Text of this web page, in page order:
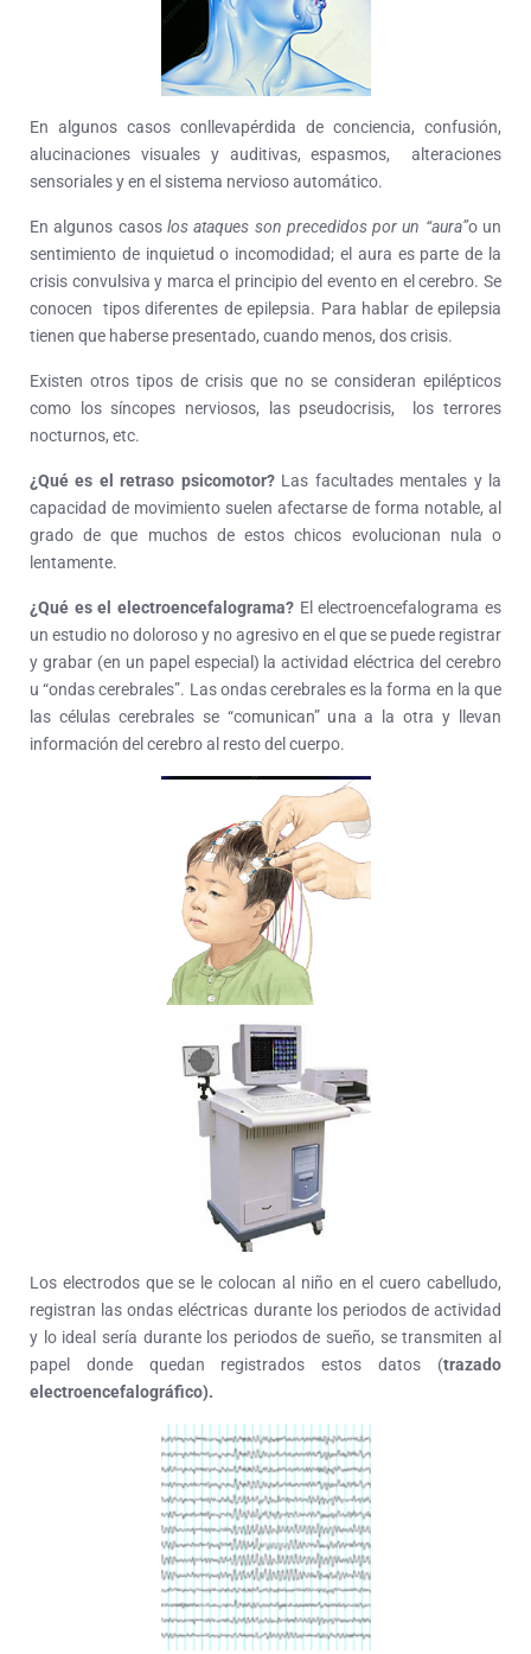
En algunos casos conllevapérdida de conciencia, confusión,
alucinaciones visuales y auditivas, espasmos, alteraciones
sensoriales y en el sistema nervioso automático.
En algunos casos los ataques son precedidos por un “aura”o un
sentimiento de inquietud o incomodidad; el aura es parte de la
crisis convulsiva y marca el principio del evento en el cerebro. Se
conocen tipos diferentes de epilepsia. Para hablar de epilepsia
tienen que haberse presentado, cuando menos, dos crisis.
Existen otros tipos de crisis que no se consideran epilépticos
como los síncopes nerviosos, las pseudocrisis, los terrores
nocturnos, etc.
¿Qué es el retraso psicomotor?Las facultades mentales y la
capacidad de movimiento suelen afectarse de forma notable, al
grado de que muchos de estos chicos evolucionan nula o
lentamente.
¿Qué es el electroencefalograma? El electroencefalograma es
un estudio no doloroso y no agresivo en el que se puede registrar
y grabar (en un papel especial) la actividad eléctrica del cerebro
u “ondas cerebrales”. Las ondas cerebrales es la forma en la que
las células cerebrales se “comunican” una a la otra y llevan
información del cerebro al resto del cuerpo.
Los electrodos que se le colocan al niño en el cuero cabelludo,
registran las ondas eléctricas durante los periodos de actividad
y lo ideal sería durante los periodos de sueño, se transmiten al
papel donde quedan registrados estos datos (trazado
electroencefalográfico).